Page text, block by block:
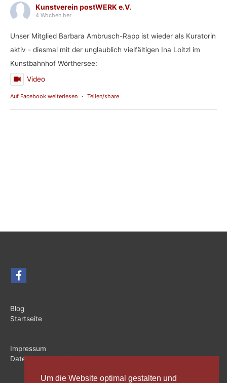
Um die Website optimal gestalten und
Kunstverein postWERK e.V.
4 Wochen her
Unser Mitglied Barbara Ambrusch-Rapp ist wieder als Kuratorin
aktiv - diesmal mit der unglaublich vielfältigen Ina Loitzl im
Kunstbahnhof Wörthersee:
Video
Auf Facebook weiterlesen · Teilen/share
Blog
Startseite
Impressum
Datenschutzerklärung